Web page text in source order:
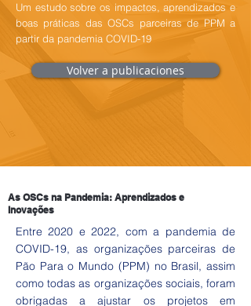
Um estudo sobre os impactos, aprendizados e
boas práticas das OSCs parceiras de PPM a
partir da pandemia COVID-19
Volver a publicaciones
As OSCs na Pandemia: Aprendizados e
Inovações
Entre 2020 e 2022, com a pandemia de
COVID-19, as organizações parceiras de
Pão Para o Mundo (PPM) no Brasil, assim
como todas as organizações sociais, foram
obrigadas a ajustar os projetos em